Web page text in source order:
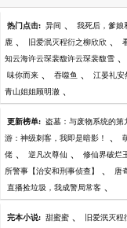
热门点击: 异间 、 我死后，爹娘
鹿 、 旧爱泯灭程衍之柳欣欣 、
知云海许云琛裴馥许云琛裴馥雪 、
味你而来 、 吞噬鱼 、 江晏礼安
青山姐姐顾明澈 、
更新榜单: 盗墓：与废物系统的第
游：神级刺客，我即是暗影！ 、
佬 、 逆凡次尊仙 、 修仙界破烂
所警事【治安和刑事侦查】 、 唐
直播捡垃圾，我成警局常客 、
完本小说: 甜蜜蜜 、 旧爱泯灭程